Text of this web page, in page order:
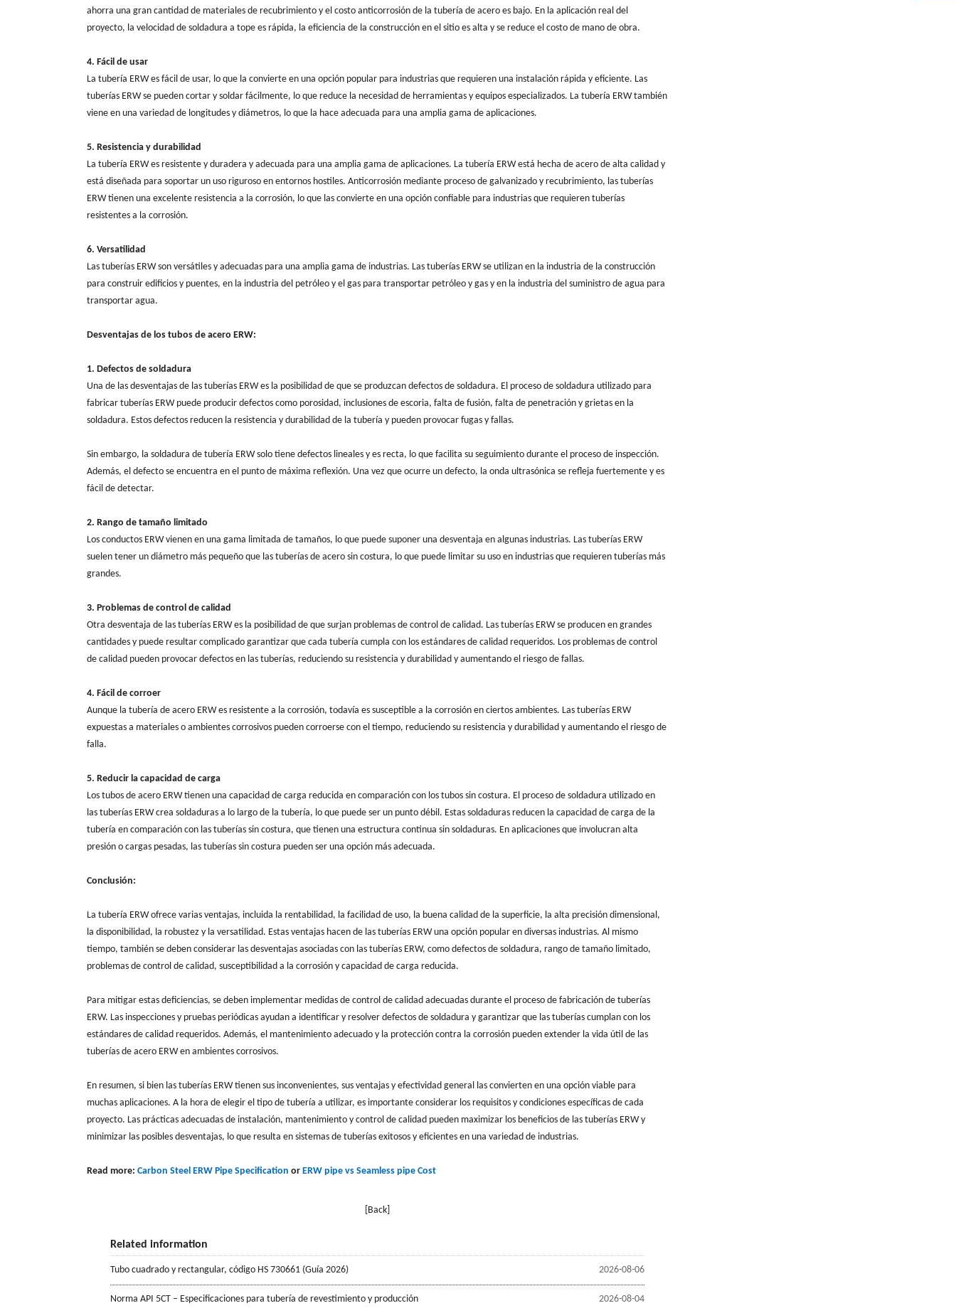
ahorra una gran cantidad de materiales de recubrimiento y el costo anticorrosión de la tubería de acero es bajo. En la aplicación real del
proyecto, la velocidad de soldadura a tope es rápida, la eficiencia de la construcción en el sitio es alta y se reduce el costo de mano de obra.
4. Fácil de usar
La tubería ERW es fácil de usar, lo que la convierte en una opción popular para industrias que requieren una instalación rápida y eficiente. Las
tuberías ERW se pueden cortar y soldar fácilmente, lo que reduce la necesidad de herramientas y equipos especializados. La tubería ERW también
viene en una variedad de longitudes y diámetros, lo que la hace adecuada para una amplia gama de aplicaciones.
5. Resistencia y durabilidad
La tubería ERW es resistente y duradera y adecuada para una amplia gama de aplicaciones. La tubería ERW está hecha de acero de alta calidad y
está diseñada para soportar un uso riguroso en entornos hostiles. Anticorrosión mediante proceso de galvanizado y recubrimiento, las tuberías
ERW tienen una excelente resistencia a la corrosión, lo que las convierte en una opción confiable para industrias que requieren tuberías
resistentes a la corrosión.
6. Versatilidad
Las tuberías ERW son versátiles y adecuadas para una amplia gama de industrias. Las tuberías ERW se utilizan en la industria de la construcción
para construir edificios y puentes, en la industria del petróleo y el gas para transportar petróleo y gas y en la industria del suministro de agua para
transportar agua.
Desventajas de los tubos de acero ERW:
1. Defectos de soldadura
Una de las desventajas de las tuberías ERW es la posibilidad de que se produzcan defectos de soldadura. El proceso de soldadura utilizado para
fabricar tuberías ERW puede producir defectos como porosidad, inclusiones de escoria, falta de fusión, falta de penetración y grietas en la
soldadura. Estos defectos reducen la resistencia y durabilidad de la tubería y pueden provocar fugas y fallas.
Sin embargo, la soldadura de tubería ERW solo tiene defectos lineales y es recta, lo que facilita su seguimiento durante el proceso de inspección.
Además, el defecto se encuentra en el punto de máxima reflexión. Una vez que ocurre un defecto, la onda ultrasónica se refleja fuertemente y es
fácil de detectar.
2. Rango de tamaño limitado
Los conductos ERW vienen en una gama limitada de tamaños, lo que puede suponer una desventaja en algunas industrias. Las tuberías ERW
suelen tener un diámetro más pequeño que las tuberías de acero sin costura, lo que puede limitar su uso en industrias que requieren tuberías más
grandes.
3. Problemas de control de calidad
Otra desventaja de las tuberías ERW es la posibilidad de que surjan problemas de control de calidad. Las tuberías ERW se producen en grandes
cantidades y puede resultar complicado garantizar que cada tubería cumpla con los estándares de calidad requeridos. Los problemas de control
de calidad pueden provocar defectos en las tuberías, reduciendo su resistencia y durabilidad y aumentando el riesgo de fallas.
4. Fácil de corroer
Aunque la tubería de acero ERW es resistente a la corrosión, todavía es susceptible a la corrosión en ciertos ambientes. Las tuberías ERW
expuestas a materiales o ambientes corrosivos pueden corroerse con el tiempo, reduciendo su resistencia y durabilidad y aumentando el riesgo de
falla.
5. Reducir la capacidad de carga
Los tubos de acero ERW tienen una capacidad de carga reducida en comparación con los tubos sin costura. El proceso de soldadura utilizado en
las tuberías ERW crea soldaduras a lo largo de la tubería, lo que puede ser un punto débil. Estas soldaduras reducen la capacidad de carga de la
tubería en comparación con las tuberías sin costura, que tienen una estructura continua sin soldaduras. En aplicaciones que involucran alta
presión o cargas pesadas, las tuberías sin costura pueden ser una opción más adecuada.
Conclusión:
La tubería ERW ofrece varias ventajas, incluida la rentabilidad, la facilidad de uso, la buena calidad de la superficie, la alta precisión dimensional,
la disponibilidad, la robustez y la versatilidad. Estas ventajas hacen de las tuberías ERW una opción popular en diversas industrias. Al mismo
tiempo, también se deben considerar las desventajas asociadas con las tuberías ERW, como defectos de soldadura, rango de tamaño limitado,
problemas de control de calidad, susceptibilidad a la corrosión y capacidad de carga reducida.
Para mitigar estas deficiencias, se deben implementar medidas de control de calidad adecuadas durante el proceso de fabricación de tuberías
ERW. Las inspecciones y pruebas periódicas ayudan a identificar y resolver defectos de soldadura y garantizar que las tuberías cumplan con los
estándares de calidad requeridos. Además, el mantenimiento adecuado y la protección contra la corrosión pueden extender la vida útil de las
tuberías de acero ERW en ambientes corrosivos.
En resumen, si bien las tuberías ERW tienen sus inconvenientes, sus ventajas y efectividad general las convierten en una opción viable para
muchas aplicaciones. A la hora de elegir el tipo de tubería a utilizar, es importante considerar los requisitos y condiciones específicas de cada
proyecto. Las prácticas adecuadas de instalación, mantenimiento y control de calidad pueden maximizar los beneficios de las tuberías ERW y
minimizar las posibles desventajas, lo que resulta en sistemas de tuberías exitosos y eficientes en una variedad de industrias.
Read more: Carbon Steel ERW Pipe Specification or ERW pipe vs Seamless pipe Cost
[Back]
Related information
2026-08-06
Tubo cuadrado y rectangular, código HS 730661 (Guía 2026)
2026-08-04
Norma API 5CT – Especificaciones para tubería de revestimiento y producción